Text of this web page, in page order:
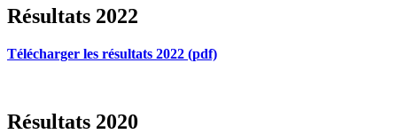
Résultats 2022
Télécharger les résultats 2022 (pdf)
Résultats 2020